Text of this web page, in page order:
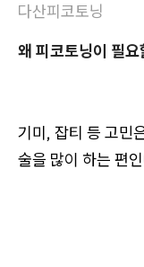
다산피코토닝
왜 피코토닝이 필요
기미, 잡티 등 고민
술을 많이 하는 편